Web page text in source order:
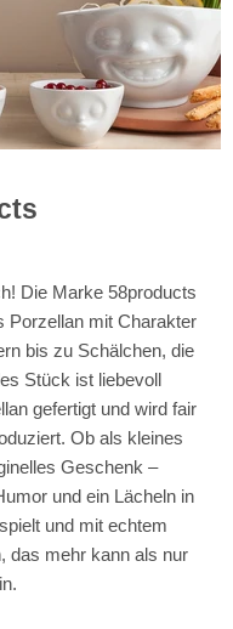
Die Marke 58products
Porzellan mit Charakter
bis zu Schälchen, die
Stück ist liebevoll
gefertigt und wird fair
Ob als kleines
Geschenk –
und ein Lächeln in
und mit echtem
das mehr kann als nur